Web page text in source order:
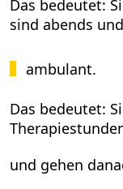
Das bedeutet:
sind abends
ambulant.
Das bedeutet:
und gehen